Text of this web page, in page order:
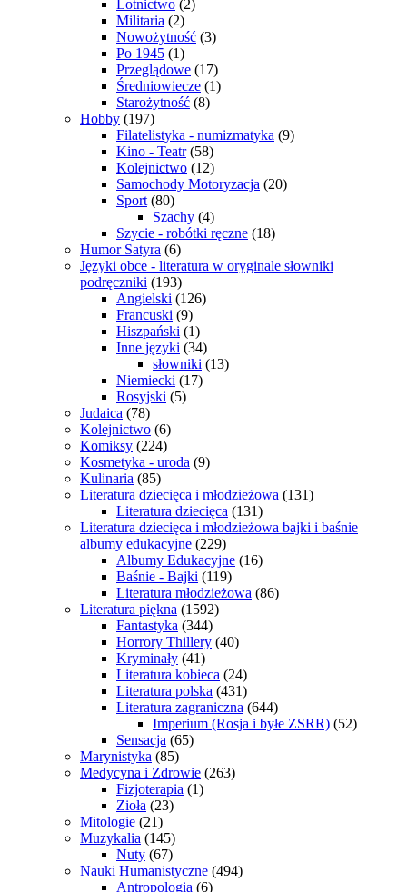
Lotnictwo (2)
Militaria (2)
Nowożytność (3)
Po 1945 (1)
Przeglądowe (17)
Średniowiecze (1)
Starożytność (8)
Hobby (197)
Filatelistyka - numizmatyka (9)
Kino - Teatr (58)
Kolejnictwo (12)
Samochody Motoryzacja (20)
Sport (80)
Szachy (4)
Szycie - robótki ręczne (18)
Humor Satyra (6)
Języki obce - literatura w oryginale słowniki
podręczniki (193)
Angielski (126)
Francuski (9)
Hiszpański (1)
Inne języki (34)
słowniki (13)
Niemiecki (17)
Rosyjski (5)
Judaica (78)
Kolejnictwo (6)
Komiksy (224)
Kosmetyka - uroda (9)
Kulinaria (85)
Literatura dziecięca i młodzieżowa (131)
Literatura dziecięca (131)
Literatura dziecięca i młodzieżowa bajki i baśnie
albumy edukacyjne (229)
Albumy Edukacyjne (16)
Baśnie - Bajki (119)
Literatura młodzieżowa (86)
Literatura piękna (1592)
Fantastyka (344)
Horrory Thillery (40)
Kryminały (41)
Literatura kobieca (24)
Literatura polska (431)
Literatura zagraniczna (644)
Imperium (Rosja i byłe ZSRR) (52)
Sensacja (65)
Marynistyka (85)
Medycyna i Zdrowie (263)
Fizjoterapia (1)
Zioła (23)
Mitologie (21)
Muzykalia (145)
Nuty (67)
Nauki Humanistyczne (494)
Antropologia (6)